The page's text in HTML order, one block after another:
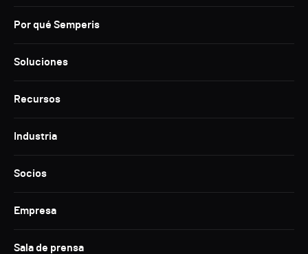
Por qué Semperis
Soluciones
Recursos
Industria
Socios
Empresa
Sala de prensa